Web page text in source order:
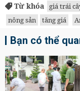
Từ khóa giá trái
nông sản
tăng giá
Bạn có thể